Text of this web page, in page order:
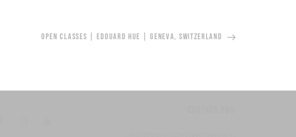
OPEN CLASSES | EDOUARD HUE | GENEVA, SWITZERLAND